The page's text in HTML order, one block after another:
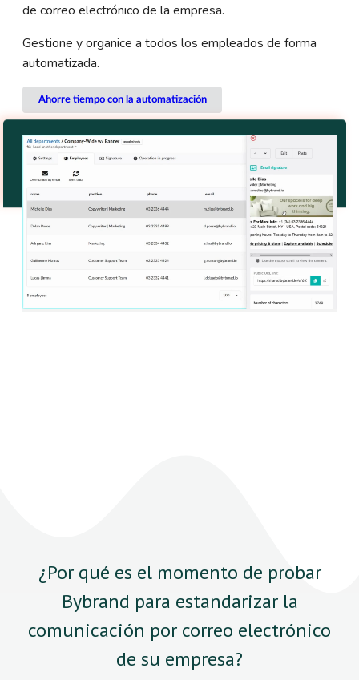
de correo electrónico de la empresa.
Gestione y organice a todos los empleados de forma
automatizada.
Ahorre tiempo con la automatización
¿Por qué es el momento de probar
Bybrand para estandarizar la
comunicación por correo electrónico
de su empresa?